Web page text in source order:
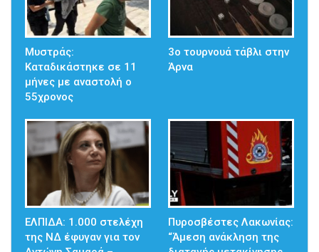
Μυστράς:
Καταδικάστηκε σε 11
μήνες με αναστολή ο
55χρονος
3ο τουρνουά τάβλι στην
Άρνα
ΕΛΠΙΔΑ: 1.000 στελέχη
της ΝΔ έφυγαν για τον
Πυροσβέστες Λακωνίας:
“Άμεση ανάκληση της